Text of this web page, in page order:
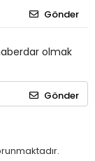
Gönder
olmak
Gönder